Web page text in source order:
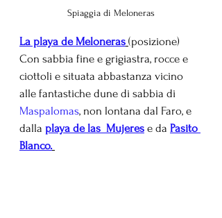
Spiaggia di Meloneras
La playa de Meloneras (posizione)
Con sabbia fine e grigiastra, rocce e
ciottoli e situata abbastanza vicino
alle fantastiche dune di sabbia di
Maspalomas, non lontana dal Faro, e
dalla playa de las  Mujeres e da Pasito
Blanco.